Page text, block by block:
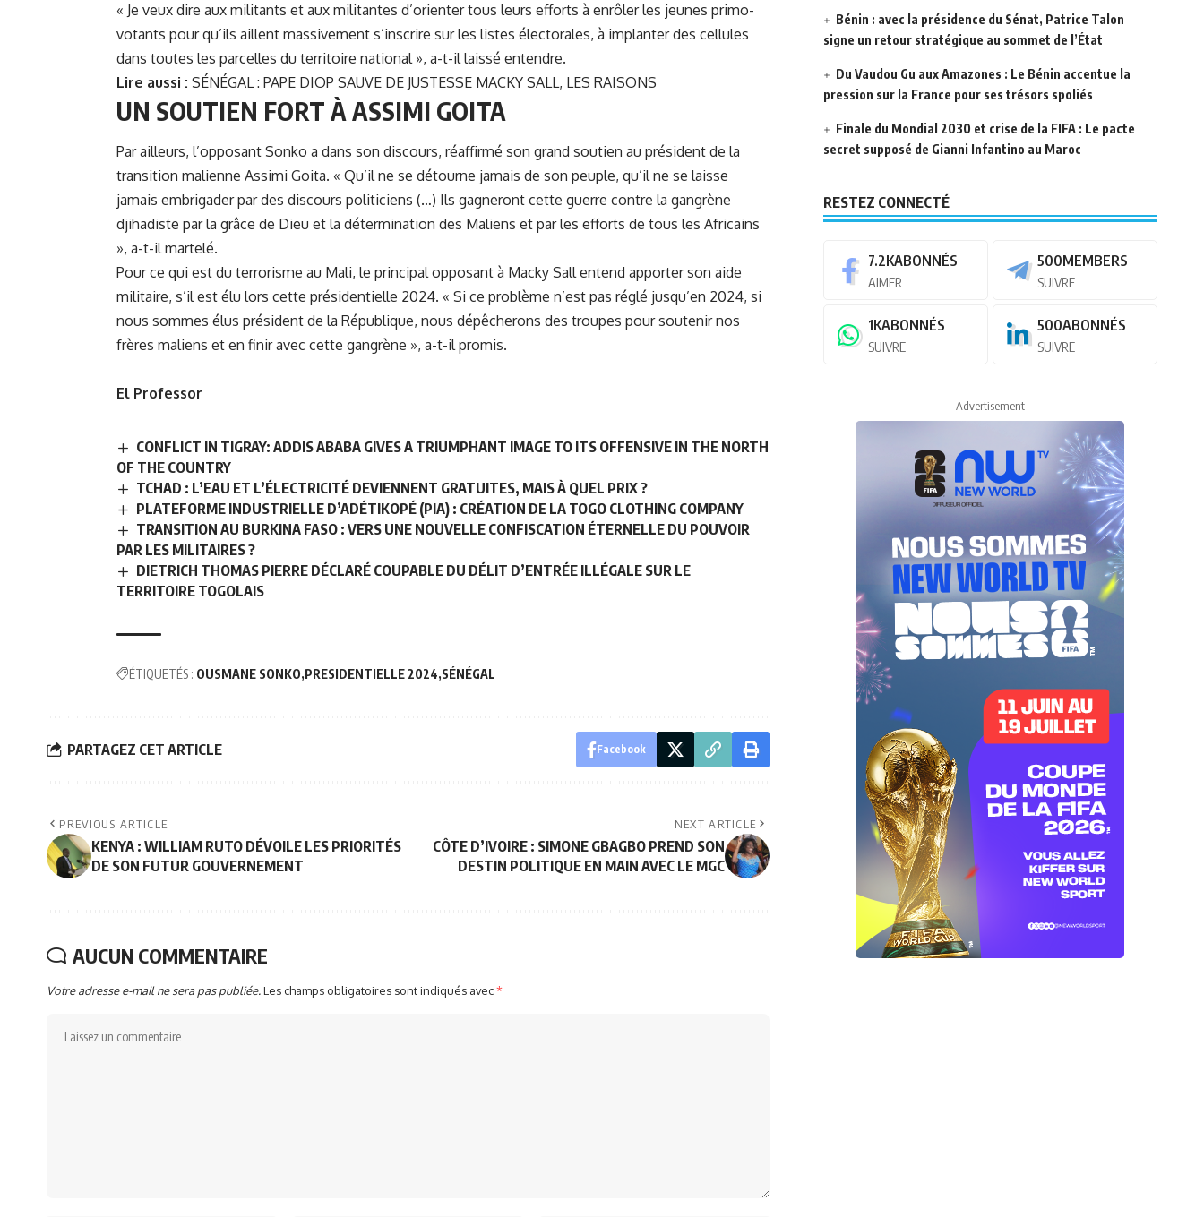
« Je veux dire aux militants et aux militantes d’orienter tous leurs efforts à enrôler les jeunes primo-
votants pour qu’ils aillent massivement s’inscrire sur les listes électorales, à implanter des cellules
dans toutes les parcelles du territoire national », a-t-il laissé entendre.
Lire aussi : SÉNÉGAL : PAPE DIOP SAUVE DE JUSTESSE MACKY SALL, LES RAISONS
UN SOUTIEN FORT À ASSIMI GOITA
Par ailleurs, l’opposant Sonko a dans son discours, réaffirmé son grand soutien au président de la
transition malienne Assimi Goita. « Qu’il ne se détourne jamais de son peuple, qu’il ne se laisse
jamais embrigader par des discours politiciens (…) Ils gagneront cette guerre contre la gangrène
djihadiste par la grâce de Dieu et la détermination des Maliens et par les efforts de tous les Africains
», a-t-il martelé.
Pour ce qui est du terrorisme au Mali, le principal opposant à Macky Sall entend apporter son aide
militaire, s’il est élu lors cette présidentielle 2024. « Si ce problème n’est pas réglé jusqu’en 2024, si
nous sommes élus président de la République, nous dépêcherons des troupes pour soutenir nos
frères maliens et en finir avec cette gangrène », a-t-il promis.
El Professor
CONFLICT IN TIGRAY: ADDIS ABABA GIVES A TRIUMPHANT IMAGE TO ITS OFFENSIVE IN THE NORTH
OF THE COUNTRY
TCHAD : L’EAU ET L’ÉLECTRICITÉ DEVIENNENT GRATUITES, MAIS À QUEL PRIX ?
PLATEFORME INDUSTRIELLE D’ADÉTIKOPÉ (PIA) : CRÉATION DE LA TOGO CLOTHING COMPANY
TRANSITION AU BURKINA FASO : VERS UNE NOUVELLE CONFISCATION ÉTERNELLE DU POUVOIR
PAR LES MILITAIRES ?
DIETRICH THOMAS PIERRE DÉCLARÉ COUPABLE DU DÉLIT D’ENTRÉE ILLÉGALE SUR LE
TERRITOIRE TOGOLAIS
ÉTIQUETÉS : OUSMANE SONKO PRESIDENTIELLE 2024 SÉNÉGAL
PARTAGEZ CET ARTICLE Facebook
PREVIOUS ARTICLE
KENYA : WILLIAM RUTO DÉVOILE LES PRIORITÉS
DE SON FUTUR GOUVERNEMENT
NEXT ARTICLE
CÔTE D’IVOIRE : SIMONE GBAGBO PREND SON
DESTIN POLITIQUE EN MAIN AVEC LE MGC
AUCUN COMMENTAIRE
Votre adresse e-mail ne sera pas publiée.Les champs obligatoires sont indiqués avec*
Bénin : avec la présidence du Sénat, Patrice Talon
signe un retour stratégique au sommet de l’État
Du Vaudou Gu aux Amazones : Le Bénin accentue la
pression sur la France pour ses trésors spoliés
Finale du Mondial 2030 et crise de la FIFA : Le pacte
secret supposé de Gianni Infantino au Maroc
RESTEZ CONNECTÉ
7.2KABONNÉS
AIMER
500MEMBERS
SUIVRE
1KABONNÉS
SUIVRE
500ABONNÉS
SUIVRE
- Advertisement -